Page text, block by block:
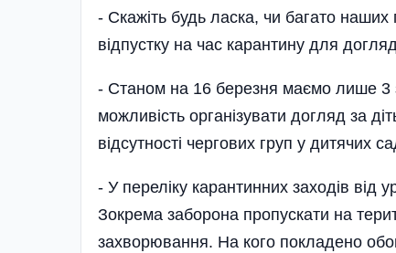
- Скажіть будь ласка, чи багато
відпустку на час карантину для
- Станом на 16 березня маємо лише 3
можливість організувати догляд за
відсутності чергових груп у дитячих
- У переліку карантинних заходів
Зокрема заборона пропускати на
захворювання. На кого покладено